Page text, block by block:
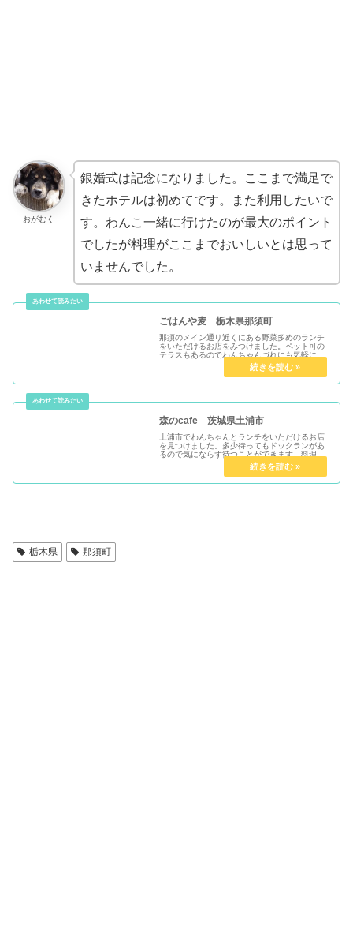
おがむく
銀婚式は記念になりました。ここまで満足で
きたホテルは初めてです。また利用したいで
す。わんこ一緒に行けたのが最大のポイント
でしたが料理がここまでおいしいとは思って
いませんでした。
ごはんや麦 栃木県那須町
那須のメイン通り近くにある野菜多めのランチ
をいただけるお店をみつけました。ペット可の
テラスもあるのでわんちゃんづれにも気軽に行
森のcafe 茨城県土浦市
土浦市でわんちゃんとランチをいただけるお店
を見つけました。多少待ってもドックランがあ
るので気にならず待つことができます。料理も
なかなかおいしかったです。
栃木県 那須町